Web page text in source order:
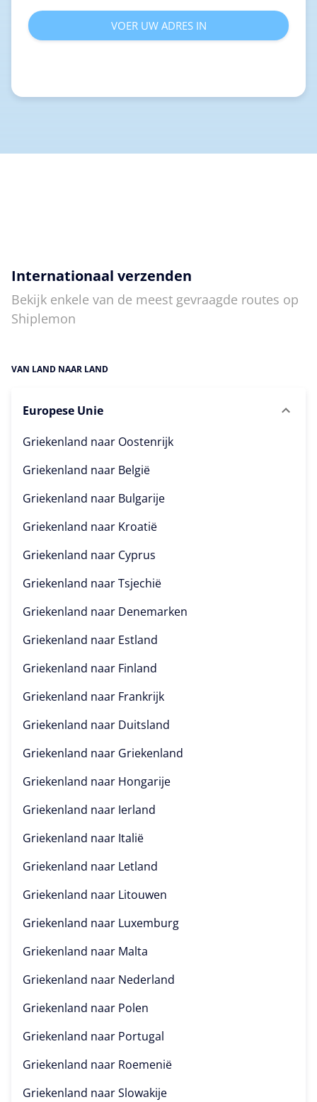
VOER UW ADRES IN
Internationaal verzenden
Bekijk enkele van de meest gevraagde routes op
Shiplemon
VAN LAND NAAR LAND
Europese Unie
Griekenland naar Oostenrijk
Griekenland naar België
Griekenland naar Bulgarije
Griekenland naar Kroatië
Griekenland naar Cyprus
Griekenland naarTsjechië
Griekenland naar Denemarken
Griekenland naar Estland
Griekenland naar Finland
Griekenland naar Frankrijk
Griekenland naar Duitsland
Griekenland naar Griekenland
Griekenland naar Hongarije
Griekenland naar Ierland
Griekenland naar Italië
Griekenland naar Letland
Griekenland naar Litouwen
Griekenland naar Luxemburg
Griekenland naar Malta
Griekenland naar Nederland
Griekenland naar Polen
Griekenland naar Portugal
Griekenland naar Roemenië
Griekenland naarSlowakije